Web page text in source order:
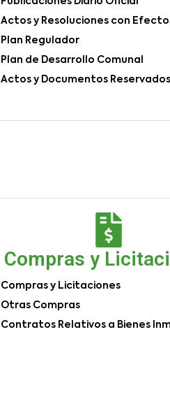
Actos y Resoluciones con
Plan Regulador
Plan de Desarrollo Comunal
Actos y Documentos Reservados
Compras y
Compras y Licitaciones
Otras Compras
Contratos Relativos a Bienes